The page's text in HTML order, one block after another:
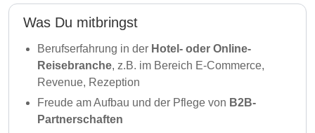
Was Du mitbringst
Berufserfahrung in der Hotel- oder Online-
Reisebranche, z.B. im Bereich E-Commerce,
Revenue, Rezeption
Freude am Aufbau und der Pflege von B2B-
Partnerschaften